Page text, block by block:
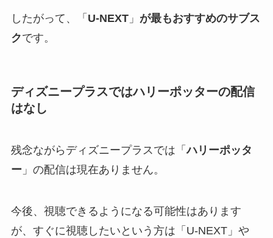
したがって、「 U-NEXT」 が最もおすすめのサブス
クです。
ディズニープラスではハリーポッターの配信
はなし
残念ながらディズニープラスでは「ハリーポッタ
ー 」の配信は現在ありません。
今後、視聴できるようになる可能性はあります
が、すぐに視聴したいという方は「U-NEXT」や